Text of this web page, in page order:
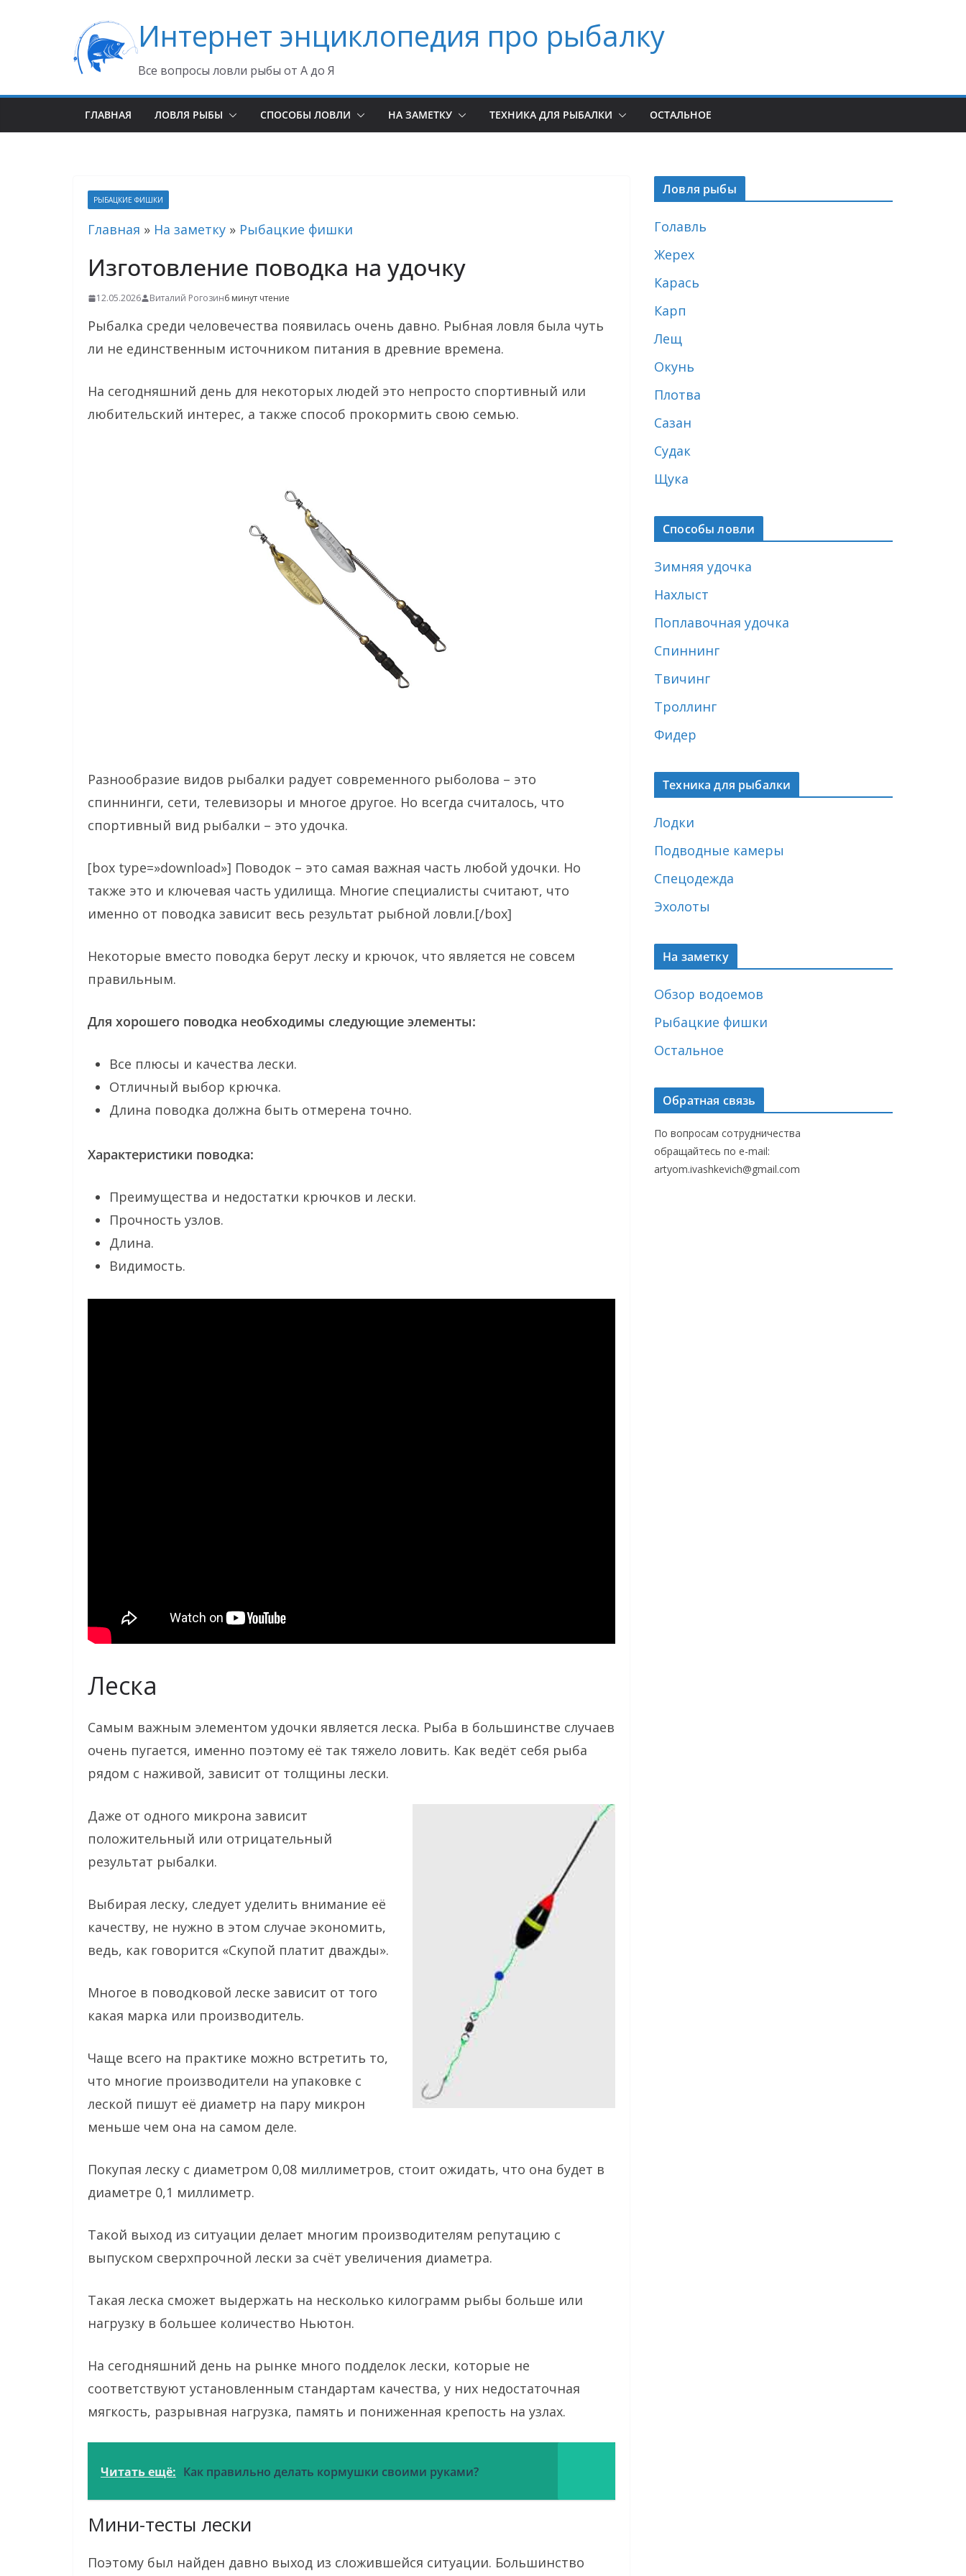
содержимому
Интернет энциклопедия про рыбалку
Все вопросы ловли рыбы от А до Я
ГЛАВНАЯ ЛОВЛЯ РЫБЫ СПОСОБЫ ЛОВЛИ НА ЗАМЕТКУ ТЕХНИКА ДЛЯ РЫБАЛКИ ОСТАЛЬНОЕ
РЫБАЦКИЕ ФИШКИ
Главная » На заметку » Рыбацкие фишки
Изготовление поводка на удочку
12.05.2026 Виталий Рогозин6 минут чтение
Рыбалка среди человечества появилась очень давно. Рыбная ловля была чуть
ли не единственным источником питания в древние времена.
На сегодняшний день для некоторых людей это непросто спортивный или
любительский интерес, а также способ прокормить свою семью.
Разнообразие видов рыбалки радует современного рыболова – это
спиннинги, сети, телевизоры и многое другое. Но всегда считалось, что
спортивный вид рыбалки – это удочка.
[box type=»download»] Поводок – это самая важная часть любой удочки. Но
также это и ключевая часть удилища. Многие специалисты считают, что
именно от поводка зависит весь результат рыбной ловли.[/box]
Некоторые вместо поводка берут леску и крючок, что является не совсем
правильным.
Для хорошего поводка необходимы следующие элементы:
Все плюсы и качества лески.
Отличный выбор крючка.
Длина поводка должна быть отмерена точно.
Характеристики поводка:
Преимущества и недостатки крючков и лески.
Прочность узлов.
Длина.
Видимость.
Леска
Самым важным элементом удочки является леска. Рыба в большинстве случаев
очень пугается, именно поэтому её так тяжело ловить. Как ведёт себя рыба
рядом с наживой, зависит от толщины лески.
Даже от одного микрона зависит
положительный или отрицательный
результат рыбалки.
Выбирая леску, следует уделить внимание её
качеству, не нужно в этом случае экономить,
ведь, как говорится «Скупой платит дважды».
Многое в поводковой леске зависит от того
какая марка или производитель.
Чаще всего на практике можно встретить то,
что многие производители на упаковке с
леской пишут её диаметр на пару микрон
меньше чем она на самом деле.
Покупая леску с диаметром 0,08 миллиметров, стоит ожидать, что она будет в
диаметре 0,1 миллиметр.
Такой выход из ситуации делает многим производителям репутацию с
выпуском сверхпрочной лески за счёт увеличения диаметра.
Такая леска сможет выдержать на несколько килограмм рыбы больше или
нагрузку в большее количество Ньютон.
На сегодняшний день на рынке много подделок лески, которые не
соответствуют установленным стандартам качества, у них недостаточная
мягкость, разрывная нагрузка, память и пониженная крепость на узлах.
Читать ещё: Как правильно делать кормушки своими руками?
Мини-тесты лески
Поэтому был найден давно выход из сложившейся ситуации. Большинство
Ловля рыбы
Голавль
Жерех
Карась
Карп
Лещ
Окунь
Плотва
Сазан
Судак
Щука
Способы ловли
Зимняя удочка
Нахлыст
Поплавочная удочка
Спиннинг
Твичинг
Троллинг
Фидер
Техника для рыбалки
Лодки
Подводные камеры
Спецодежда
Эхолоты
На заметку
Обзор водоемов
Рыбацкие фишки
Остальное
Обратная связь
По вопросам сотрудничества
обращайтесь по e-mail:
artyom.ivashkevich@gmail.com